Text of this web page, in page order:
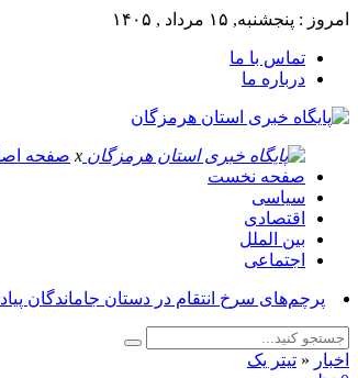
امروز : پنجشنبه, ۱۵ مرداد , ۱۴۰۵
تماس با ما
درباره ما
x صفحه
صفحه نخست
سیاسی
اقتصادی
بین الملل
اجتماعی
پرچم‌های سرخ انتقام در دستان جاماندگان
اخبار « تیتر یک